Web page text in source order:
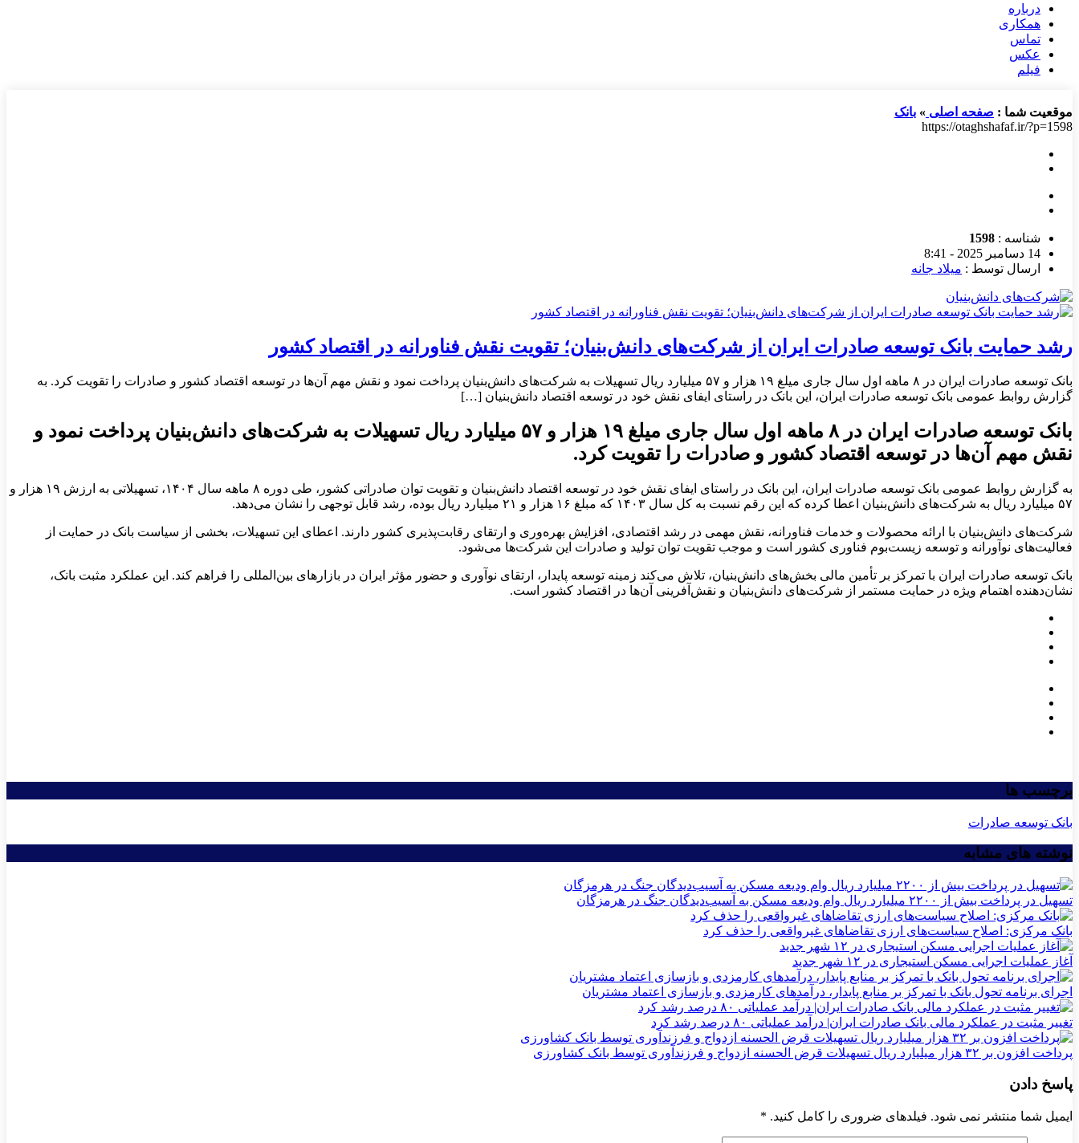
درباره
همکاری
تماس
عکس
فیلم
موقعیت شما : صفحه اصلی » بانک
https://otaghshafaf.ir/?p=1598
شناسه : 1598
14 دسامبر 2025 - 8:41
ارسال توسط : میلاد جانه
رشد حمایت بانک توسعه صادرات ایران از شرکت‌های دانش‌بنیان؛ تقویت نقش فناورانه در اقتصاد کشور
بانک توسعه صادرات ایران در ۸ ماهه اول سال جاری میلغ ۱۹ هزار و ۵۷ میلیارد ریال تسهیلات به شرکت‌های دانش‌بنیان پرداخت نمود و نقش مهم آن‌ها در توسعه اقتصاد کشور و صادرات را تقویت کرد. به
گزارش روابط عمومی بانک توسعه صادرات ایران، این بانک در راستای ایفای نقش خود در توسعه اقتصاد دانش‌بنیان […]
بانک توسعه صادرات ایران در ۸ ماهه اول سال جاری میلغ ۱۹ هزار و ۵۷ میلیارد ریال تسهیلات به شرکت‌های دانش‌بنیان پرداخت نمود و
نقش مهم آن‌ها در توسعه اقتصاد کشور و صادرات را تقویت کرد.
به گزارش روابط عمومی بانک توسعه صادرات ایران، این بانک در راستای ایفای نقش خود در توسعه اقتصاد دانش‌بنیان و تقویت توان صادراتی کشور، طی دوره ۸ ماهه سال ۱۴۰۴، تسهیلاتی به ارزش ۱۹ هزار و
۵۷ میلیارد ریال به شرکت‌های دانش‌بنیان اعطا کرده که این رقم نسبت به کل سال ۱۴۰۳ که مبلغ ۱۶ هزار و ۲۱ میلیارد ریال بوده، رشد قابل توجهی را نشان می‌دهد.
شرکت‌های دانش‌بنیان با ارائه محصولات و خدمات فناورانه، نقش مهمی در رشد اقتصادی، افزایش بهره‌وری و ارتقای رقابت‌پذیری کشور دارند. اعطای این تسهیلات، بخشی از سیاست بانک در حمایت از
فعالیت‌های نوآورانه و توسعه زیست‌بوم فناوری کشور است و موجب تقویت توان تولید و صادرات این شرکت‌ها می‌شود.
بانک توسعه صادرات ایران با تمرکز بر تأمین مالی بخش‌های دانش‌بنیان، تلاش می‌کند زمینه توسعه پایدار، ارتقای نوآوری و حضور مؤثر ایران در بازارهای بین‌المللی را فراهم کند. این عملکرد مثبت بانک،
نشان‌دهنده اهتمام ویژه در حمایت مستمر از شرکت‌های دانش‌بنیان و نقش‌آفرینی آن‌ها در اقتصاد کشور است.
برچسب ها
بانک توسعه صادرات
نوشته های مشابه
تسهیل در پرداخت بیش از ۲۲۰۰ میلیارد ریال وام ودیعه مسکن به آسیب‌دیدگان جنگ در هرمزگان
بانک مرکزی: اصلاح سیاست‌های ارزی تقاضاهای غیرواقعی را حذف کرد
آغاز عملیات اجرایی مسکن استیجاری در ۱۲ شهر جدید
اجرای برنامه تحول بانک با تمرکز بر منابع پایدار، درآمدهای کارمزدی و بازسازی اعتماد مشتریان
تغییر مثبت در عملکرد مالی بانک صادرات ایران| درآمد عملیاتی ۸۰ درصد رشد کرد
پرداخت افزون بر ۳۲ هزار میلیارد ریال تسهیلات قرض الحسنه ازدواج و فرزندآوری توسط بانک کشاورزی
پاسخ دادن
ایمیل شما منتشر نمی شود. فیلدهای ضروری را کامل کنید. *